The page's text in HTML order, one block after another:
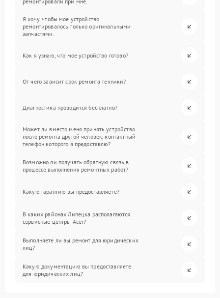
Я хочу, чтобы мое устройство
ремонтировалось только оригинальными
запчастями.
Как я узнаю, что мое устройство готово?
От чего зависит срок ремонта техники?
Диагностика проводится бесплатно?
Может ли вместо меня принять устройство
после ремонта другой человек, контактный
телефон которого я предоставлю?
Возможно ли получать обратную связь в
процессе выполнения ремонтных работ?
Какую гарантию вы предоставляете?
В каких районах Липецка располагаются
сервисные центры Acer?
Выполняете ли вы ремонт для юридических
лиц?
Какую документацию вы предоставляете
для юридических лиц?